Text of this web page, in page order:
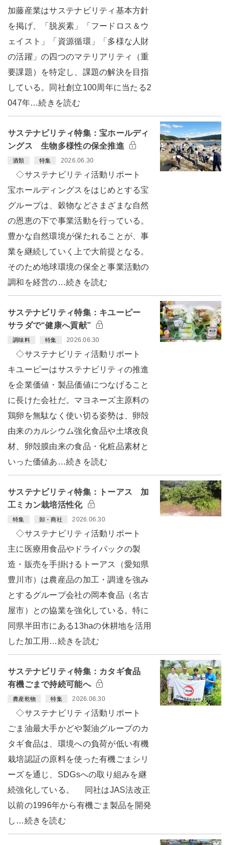
加藤産業はサステナビリティ基本方針
を掲げ、「脱炭素」「フードロス＆ウ
ェイスト」「資源循環」「多様な人財
の活躍」の四つのマテリアリティ（重
要課題）を特定し、課題の解決を目指
している。同社創立100周年に当たる2
047年…続きを読む
サステナビリティ特集：宝ホールディ
ングス 生物多様性の保全推進
酒類 特集 2026.06.30
◇サステナビリティ活動リポート
宝ホールディングスをはじめとする宝
グループは、穀物などさまざまな自然
の恩恵の下で事業活動を行っている。
豊かな自然環境が保たれることが、事
業を継続していく上で大前提となる。
そのため地球環境の保全と事業活動の
調和を経営の…続きを読む
サステナビリティ特集：キユーピー
サラダで“健康へ貢献”
調味料 特集 2026.06.30
◇サステナビリティ活動リポート
キユーピーはサステナビリティの推進
を企業価値・製品価値につなげること
に長けた会社だ。マヨネーズ主原料の
鶏卵を無駄なく使い切る姿勢は、卵殻
由来のカルシウム強化食品や土壌改良
材、卵殻膜由来の食品・化粧品素材と
いった価値あ…続きを読む
サステナビリティ特集：トーアス 加
工ミカン栽培活性化
特集 卸・商社 2026.06.30
◇サステナビリティ活動リポート
主に医療用食品やドライパックの製
造・販売を手掛けるトーアス（愛知県
豊川市）は農産品の加工・調達を強み
とするグループ会社の岡本食品（名古
屋市）との協業を強化している。特に
同県半田市にある13haの休耕地を活用
した加工用…続きを読む
サステナビリティ特集：カタギ食品
有機ごまで持続可能へ
農産乾物 特集 2026.06.30
◇サステナビリティ活動リポート
ごま油最大手かどや製油グループのカ
タギ食品は、環境への負荷が低い有機
栽培認証の原料を使った有機ごまシリ
ーズを通じ、SDGsへの取り組みを継
続強化している。 同社はJAS法改正
以前の1996年から有機ごま製品を開発
し…続きを読む